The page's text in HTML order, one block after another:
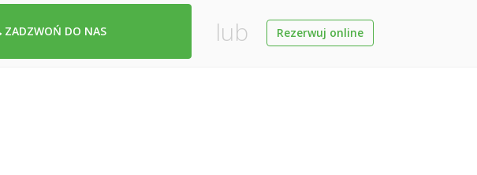
ZADZWOŃ DO NAS lub Rezerwuj online